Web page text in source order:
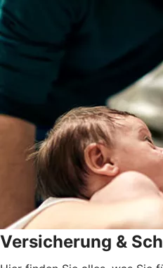
Versicherung &